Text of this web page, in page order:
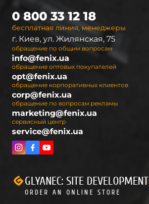
бесплатная линия, менеджеры
0 800 33 12 18
г. Киев, ул. Жилянская, 75
обращение по общим вопросам
info@fenix.ua
обращение оптовых покупателей
opt@fenix.ua
обращение корпоративных клиентов
corp@fenix.ua
обращение по вопросам рекламы
marketing@fenix.ua
сервисный центр
service@fenix.ua
GLYANEC: SITE DEVELOPMENT
ORDER AN ONLINE STORE